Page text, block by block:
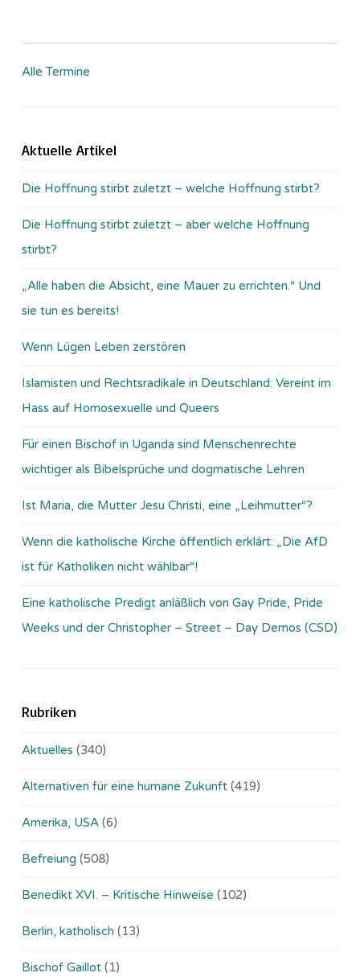
Alle Termine
Aktuelle Artikel
Die Hoffnung stirbt zuletzt – welche Hoffnung stirbt?
Die Hoffnung stirbt zuletzt – aber welche Hoffnung
stirbt?
„Alle haben die Absicht, eine Mauer zu errichten.“ Und
sie tun es bereits!
Wenn Lügen Leben zerstören
Islamisten und Rechtsradikale in Deutschland: Vereint im
Hass auf Homosexuelle und Queers
Für einen Bischof in Uganda sind Menschenrechte
wichtiger als Bibelsprüche und dogmatische Lehren
Ist Maria, die Mutter Jesu Christi, eine „Leihmutter“?
Wenn die katholische Kirche öffentlich erklärt: „Die AfD
ist für Katholiken nicht wählbar“!
Eine katholische Predigt anläßlich von Gay Pride, Pride
Weeks und der Christopher – Street – Day Demos (CSD)
Rubriken
Aktuelles (340)
Alternativen für eine humane Zukunft (419)
Amerika, USA (6)
Befreiung (508)
Benedikt XVI. – Kritische Hinweise (102)
Berlin, katholisch (13)
Bischof Gaillot (1)